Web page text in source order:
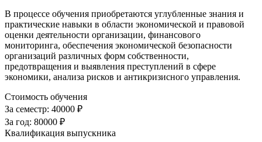
В процессе обучения приобретаются углубленные знания и
практические навыки в области экономической и правовой
оценки деятельности организации, финансового
мониторинга, обеспечения экономической безопасности
организаций различных форм собственности,
предотвращения и выявления преступлений в сфере
экономики, анализа рисков и антикризисного управления.
Стоимость обучения
За семестр: 40000 ₽
За год: 80000 ₽
Квалификация выпускника